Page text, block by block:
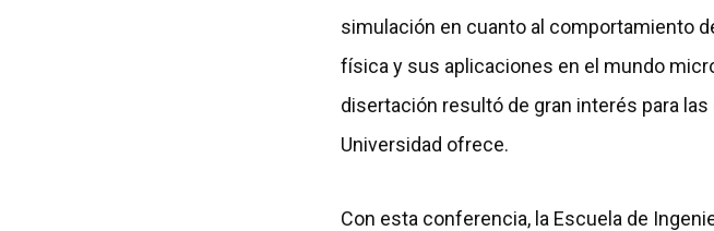
simulación en cuanto al comportamiento
física y sus aplicaciones en el mundo
disertación resultó de gran interés para
Universidad ofrece.
Con esta conferencia, la Escuela de